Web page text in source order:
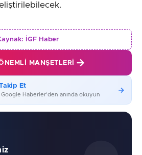
İGF Haber
MANŞETLERI
Et
Haberler'den anında okuyun